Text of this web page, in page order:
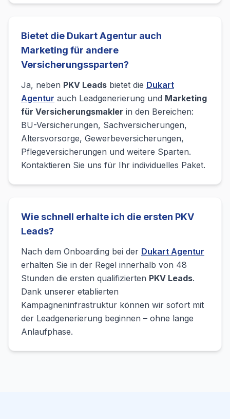
Bietet die Dukart Agentur auch
Marketing für andere
Versicherungssparten?
Ja, neben PKV Leads bietet die Dukart
Agentur auch Leadgenerierung und Marketing
für Versicherungsmakler in den Bereichen:
BU-Versicherungen, Sachversicherungen,
Altersvorsorge, Gewerbeversicherungen,
Pflegeversicherungen und weitere Sparten.
Kontaktieren Sie uns für Ihr individuelles Paket.
Wie schnell erhalte ich die ersten PKV
Leads?
Nach dem Onboarding bei der Dukart Agentur
erhalten Sie in der Regel innerhalb von 48
Stunden die ersten qualifizierten PKV Leads.
Dank unserer etablierten
Kampagneninfrastruktur können wir sofort mit
der Leadgenerierung beginnen – ohne lange
Anlaufphase.